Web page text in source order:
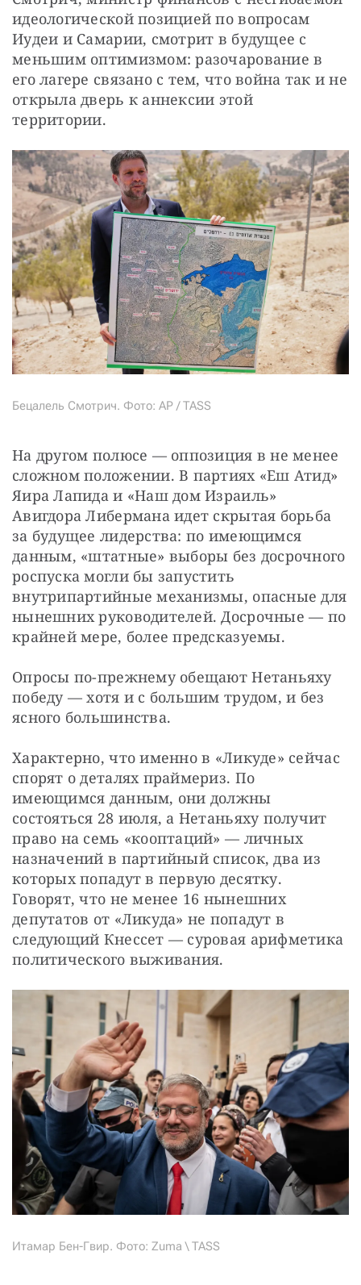
идеологической позицией по вопросам
Иудеи и Самарии, смотрит в будущее с
меньшим оптимизмом: разочарование в
его лагере связано с тем, что война так и не
открыла дверь к аннексии этой
территории.
Бецалель Смотрич. Фото: AP / TASS
На другом полюсе — оппозиция в не менее
сложном положении. В партиях «Еш Атид»
Яира Лапида и «Наш дом Израиль»
Авигдора Либермана идет скрытая борьба
за будущее лидерства: по имеющимся
данным, «штатные» выборы без досрочного
роспуска могли бы запустить
внутрипартийные механизмы, опасные для
нынешних руководителей. Досрочные — по
крайней мере, более предсказуемы.
Опросы по-прежнему обещают Нетаньяху
победу — хотя и с большим трудом, и без
ясного большинства.
Характерно, что именно в «Ликуде» сейчас
спорят о деталях праймериз. По
имеющимся данным, они должны
состояться 28 июля, а Нетаньяху получит
право на семь «кооптаций» — личных
назначений в партийный список, два из
которых попадут в первую десятку.
Говорят, что не менее 16 нынешних
депутатов от «Ликуда» не попадут в
следующий Кнессет — суровая арифметика
политического выживания.
Итамар Бен-Гвир. Фото: Zuma \ TASS